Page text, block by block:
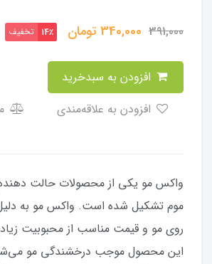
391,000
340,000تومان 14٪ تخفیف
واکس مو یکی از محصولات حالت
موم تشکیل شده است. واکس مو به
روی مو و قیمت مناسب از محبوبیت
این محصول موجب درخشندگی مو